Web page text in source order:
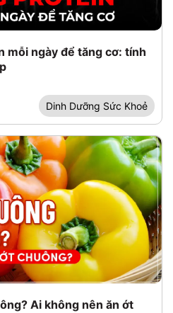
mỗi ngày để tăng cơ: tính
Dinh Dưỡng Sức Khoẻ
Ai không nên ăn ớt